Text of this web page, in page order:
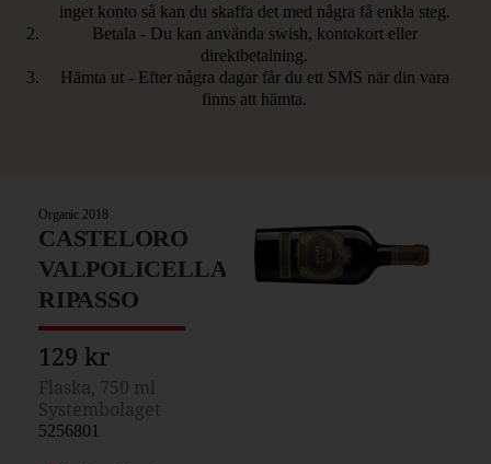
Organic 2018
CASTELORO
VALPOLICELLA
RIPASSO
129 kr
Flaska, 750 ml
Systembolaget
5256801
inget konto så kan du skaffa det med några få enkla steg.
Betala - Du kan använda swish, kontokort eller
direktbetalning.
Hämta ut - Efter några dagar får du ett SMS när din vara
finns att hämta.